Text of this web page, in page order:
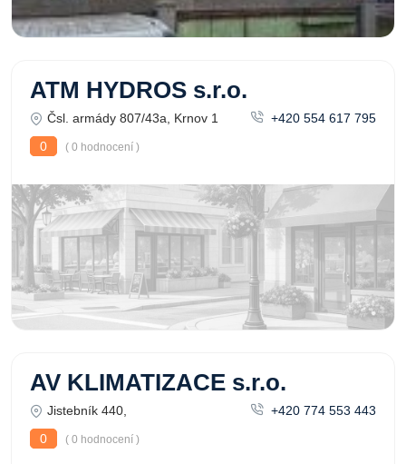
ATM HYDROS s.r.o.
Čsl. armády 807/43a, Krnov 1
+420 554 617 795
0
( 0 hodnocení )
AV KLIMATIZACE s.r.o.
Jistebník 440,
+420 774 553 443
0
( 0 hodnocení )